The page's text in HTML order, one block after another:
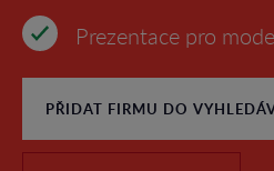
Prezentace pro
PŘIDAT FIRMU DO